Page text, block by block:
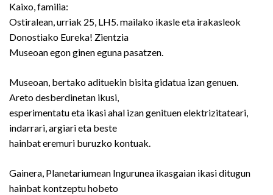
Kaixo, familia:
Ostiralean, urriak 25, LH5. mailako ikasle eta irakasleok
Donostiako Eureka! Zientzia
Museoan egon ginen eguna pasatzen.
Museoan, bertako adituekin bisita gidatua izan genuen.
Areto desberdinetan ikusi,
esperimentatu eta ikasi ahal izan genituen elektrizitateari,
indarrari, argiari eta beste
hainbat eremuri buruzko kontuak.
Gainera, Planetariumean Ingurunea ikasgaian ikasi ditugun
hainbat kontzeptu hobeto